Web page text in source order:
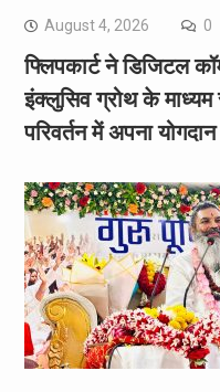
August 4, 2026 0
फ्लिपकार्ट ने डिजिटल
इंक्लुसिव ग्रोथ के
परिवर्तन में अपना योगदान